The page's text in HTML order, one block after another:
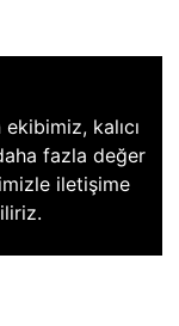
kalıcı
fazla değer
iletişime